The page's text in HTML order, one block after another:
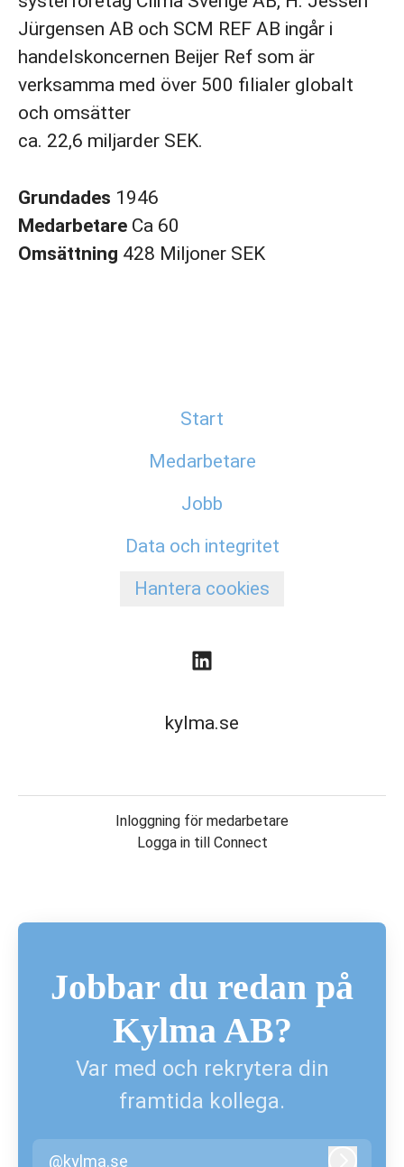
Jürgensen AB och SCM REF AB ingår i
handelskoncernen Beijer Ref som är
verksamma med över 500 filialer globalt
och omsätter
ca. 22,6 miljarder SEK.
Grundades 1946
Medarbetare Ca 60
Omsättning 428 Miljoner SEK
Start
Medarbetare
Jobb
Data och integritet
Hantera cookies
kylma.se
Inloggning för medarbetare
Logga in till Connect
Jobbar du redan på
Kylma AB?
Var med och rekrytera din
framtida kollega.
@kylma.se